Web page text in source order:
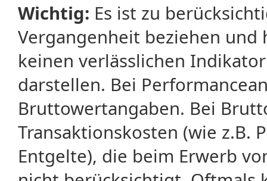
Wichtig: Es ist zu
Vergangenheit beziehen
keinen verlässlichen
darstellen. Bei
Bruttowertangaben. Bei
Transaktionskosten (wie z.B.
Entgelte), die beim Erwerb